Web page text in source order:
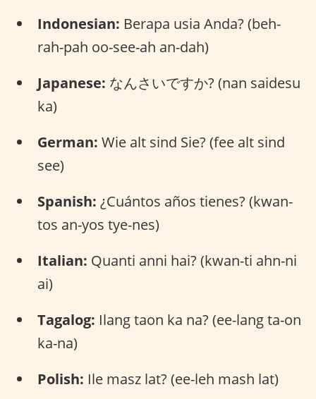
Indonesian: Berapa usia Anda? (beh-
rah-pah oo-see-ah an-dah)
Japanese: なんさいですか? (nan saidesu
ka)
German: Wie alt sind Sie? (fee alt sind
see)
Spanish: ¿Cuántos años tienes? (kwan-
tos an-yos tye-nes)
Italian: Quanti anni hai? (kwan-ti ahn-ni
ai)
Tagalog: Ilang taon ka na? (ee-lang ta-on
ka-na)
Polish: Ile masz lat? (ee-leh mash lat)